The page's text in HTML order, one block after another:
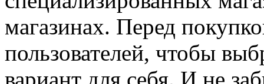
магазинах. Перед
пользователей, чтобы
вариант для себя. И не